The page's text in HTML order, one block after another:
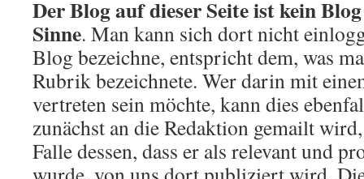
Der Blog auf dieser Seite ist kein
Sinne. Man kann sich dort nicht
Blog bezeichne, entspricht dem, was
Rubrik bezeichnete. Wer darin mit
vertreten sein möchte, kann dies
zunächst an die Redaktion gemailt
Falle dessen, dass er als relevant und